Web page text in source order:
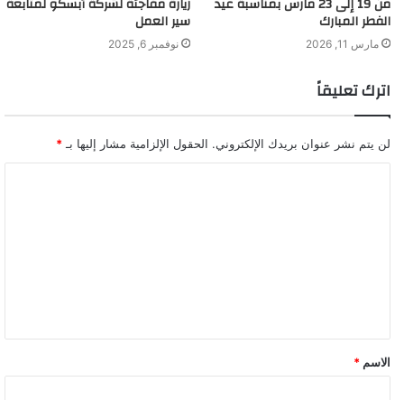
من 19 إلى 23 مارس بمناسبة عيد
الفطر المبارك
مارس 11, 2026
زيارة مفاجئة لشركة أبسكو لمتابعة
سير العمل
نوفمبر 6, 2025
اترك تعليقاً
لن يتم نشر عنوان بريدك الإلكتروني. الحقول الإلزامية مشار إليها بـ *
ق
*
الاسم *